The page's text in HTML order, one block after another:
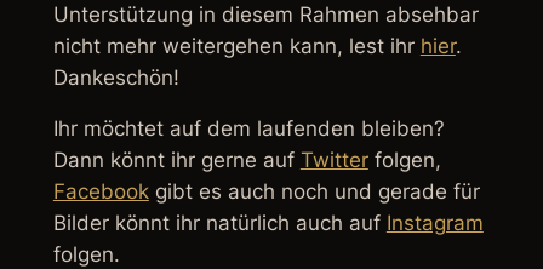
Unterstützung in diesem Rahmen absehbar
nicht mehr weitergehen kann, lest ihr hier.
Dankeschön!
Ihr möchtet auf dem laufenden bleiben?
Dann könnt ihr gerne auf Twitterfolgen,
Facebookgibt es auch noch und gerade für
Bilder könnt ihr natürlich auch auf Instagram
folgen.